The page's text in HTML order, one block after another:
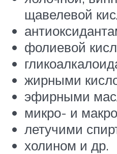
щавелевой
фолиевой
жирными
эфирными
микро- и
летучими
холином и др.